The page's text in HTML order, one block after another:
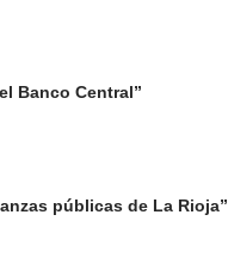
Banco Central”
públicas de La Rioja”